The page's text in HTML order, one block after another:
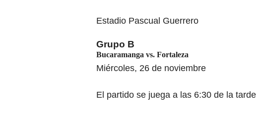
Estadio Pascual Guerrero
Grupo B
Bucaramanga vs. Fortaleza
Miércoles, 26 de noviembre
El partido se juega a las 6:30 de la tarde